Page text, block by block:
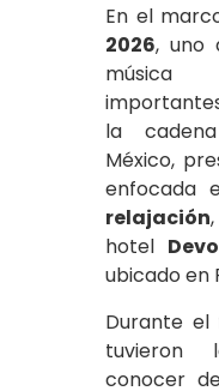
En el
2026, uno
música
la
México,
enfocada
relajación
hotel
ubicado en
Durante el
tuvieron
conocer